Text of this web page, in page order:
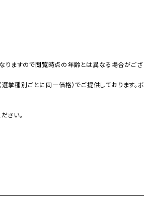
りますので閲覧時点の年齢とは異なる場合がござ
選挙種別ごとに同一価格）でご提供しております。ボ
さい。